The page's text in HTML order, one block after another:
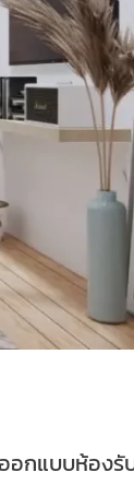
อกแบบห้องรั